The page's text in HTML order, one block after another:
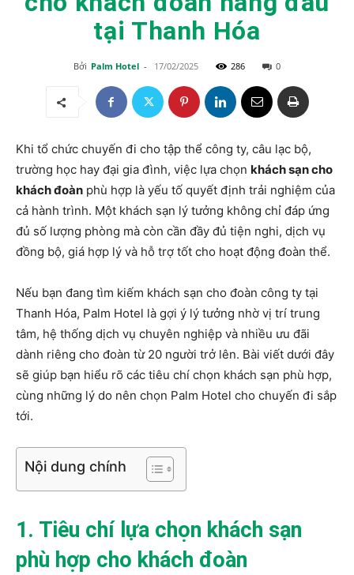
tại Thanh Hóa
Bởi Palm Hotel - 17/02/2025 286 0
Khi tổ chức chuyến đi cho tập thể công ty, câu lạc bộ,
trường học hay đại gia đình, việc lựa chọn khách sạn cho
khách đoàn phù hợp là yếu tố quyết định trải nghiệm của
cả hành trình. Một khách sạn lý tưởng không chỉ đáp ứng
đủ số lượng phòng mà còn cần đầy đủ tiện nghi, dịch vụ
đồng bộ, giá hợp lý và hỗ trợ tốt cho hoạt động đoàn thể.
Nếu bạn đang tìm kiếm khách sạn cho đoàn công ty tại
Thanh Hóa, Palm Hotel là gợi ý lý tưởng nhờ vị trí trung
tâm, hệ thống dịch vụ chuyên nghiệp và nhiều ưu đãi
dành riêng cho đoàn từ 20 người trở lên. Bài viết dưới đây
sẽ giúp bạn hiểu rõ các tiêu chí chọn khách sạn phù hợp,
cùng những lý do nên chọn Palm Hotel cho chuyến đi sắp
tới.
Nội dung chính
1. Tiêu chí lựa chọn khách sạn
phù hợp cho khách đoàn